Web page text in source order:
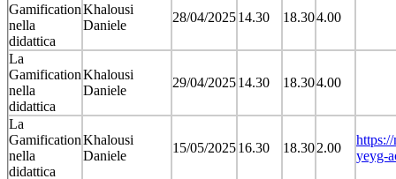
Gamification
nella
didattica
Khalousi
Daniele
28/04/202514.30 18.304.00
La
Gamification
nella
didattica
Khalousi
Daniele
29/04/202514.30 18.304.00
La
Gamification
nella
didattica
Khalousi
Daniele
15/05/202516.30 18.302.00
yeyg-